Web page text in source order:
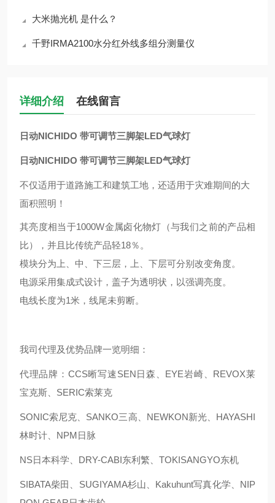
大米抛光机 是什么？
千野IRMA2100水分红外线多组分测量仪
详细介绍 在线留言
日动NICHIDO 带可调节三脚架LED气球灯
日动NICHIDO 带可调节三脚架LED气球灯
不仅适用于道路施工和建筑工地，还适用于灾难期间的大
面积照明！
其亮度相当于1000W金属卤化物灯（与我们之前的产品相
比），并且比传统产品轻18％。
模块分为上、中、下三层，上、下层可分别改变角度。
电源采用集成式设计，盖子为透明状，以强调亮度。
电线长度为1米，线尾未剪断。
我司代理及优势品牌一览明细：
代理品牌：CCS晰写速SEN日森、EYE岩崎、REVOX莱
宝克斯、SERIC索莱克
SONIC索尼克、SANKO三高、NEWKON新光、HAYASHI
林时计、NPM日脉
NS日本科学、DRY-CABI东利繁、TOKISANGYO东机
SIBATA柴田、SUGIYAMA杉山、Kakuhunt写真化学、NIP